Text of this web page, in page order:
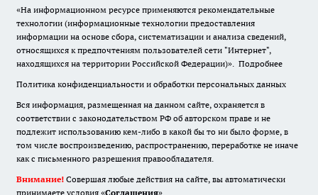
«На информационном ресурсе применяются рекомендательные
технологии (информационные технологии предоставления
информации на основе сбора, систематизации и анализа сведений,
относящихся к предпочтениям пользователей сети "Интернет",
находящихся на территории Российской Федерации)». Подробнее
Политика конфиденциальности и обработки персональных данных
Вся информация, размещенная на данном сайте, охраняется в
соответствии с законодательством РФ об авторском праве и не
подлежит использованию кем-либо в какой бы то ни было форме, в
том числе воспроизведению, распространению, переработке не иначе
как с письменного разрешения правообладателя.
Внимание! Совершая любые действия на сайте, вы автоматически
принимаете условия «Cоглашения»